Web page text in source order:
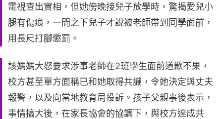
電視查出實相，但她傍晚接兒子放學時，驚揭愛兒小
腿有傷痕，一問之下兒子才說被老師帶到同學面前，
用長尺打腳懲罰。
該媽媽大怒要求涉事老師在2班學生面前道歉不果，
校方甚至單方面稱已和她取得共識，令她決定與丈夫
報警，以及向當地教育局投訴。孩子父親事後表示，
事情搞大後，在家長協會的協調下，與校方達成共